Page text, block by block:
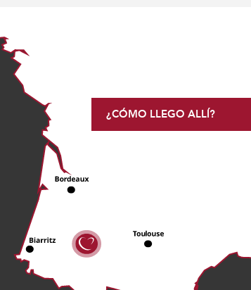
¿CÓMO LLEGO ALLÍ?